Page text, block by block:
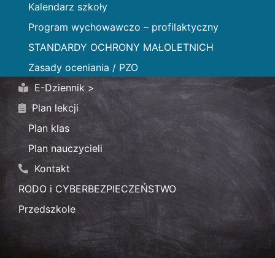
Kalendarz szkoły
Program wychowawczo – profilaktyczny
STANDARDY OCHRONY MAŁOLETNICH
Zasady oceniania / PZO
E-Dziennik >
Plan lekcji
Plan klas
Plan nauczycieli
Kontakt
RODO i CYBERBEZPIECZEŃSTWO
Przedszkole